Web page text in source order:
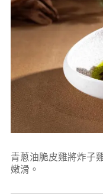
青蔥油脆皮雞將炸子
嫩滑。